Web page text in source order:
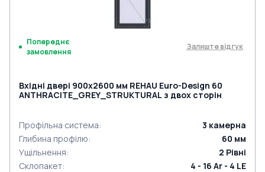
Попереднє
замовлення
Залиште відгук
Вхідні двері 900x2600 мм REHAU Euro-Design 60
ANTHRACITE_GREY_STRUKTURAL з двох сторін
Профільна система: 3 камерна
Глибина профілю: 60 мм
Ущільнення: 2 Рівні
Склопакет: 4 - 16 Ar - 4 LE